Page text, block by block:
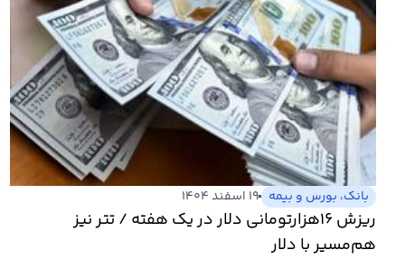
بانک، بورس و بیمه ۱۹ اسفند ۱۴۰۴
ریزش ۱۶هزارتومانی دلار در یک هفته / تتر نیز
هم‌مسیر با دلار